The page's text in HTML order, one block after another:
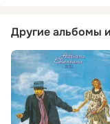
Другие альбомы